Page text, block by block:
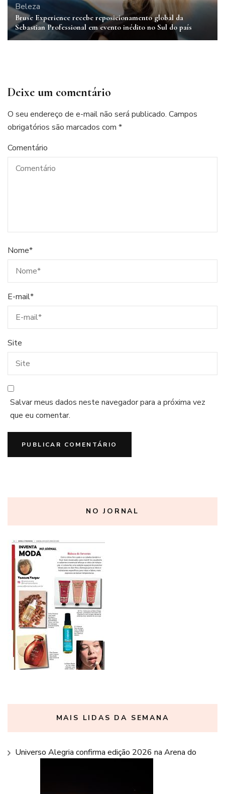
Beleza
Bruse Experience recebe reposicionamento global da
Sebastian Professional em evento inédito no Sul do país
Deixe um comentário
O seu endereço de e-mail não será publicado. Campos
obrigatórios são marcados com *
Comentário
Nome*
E-mail*
Site
Salvar meus dados neste navegador para a próxima vez
que eu comentar.
NO JORNAL
MAIS LIDAS DA SEMANA
Universo Alegria confirma edição 2026 na Arena do